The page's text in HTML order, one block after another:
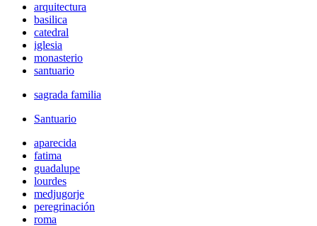
arquitectura
basilica
catedral
iglesia
monasterio
santuario
sagrada familia
Santuario
aparecida
fatima
guadalupe
lourdes
medjugorje
peregrinación
roma